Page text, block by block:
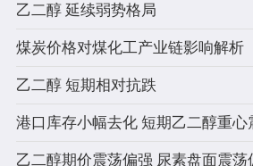
乙二醇 延续弱势格局
煤炭价格对煤化工产业链影响解析
乙二醇 短期相对抗跌
乙二醇期价震荡偏强 尿素盘面震荡